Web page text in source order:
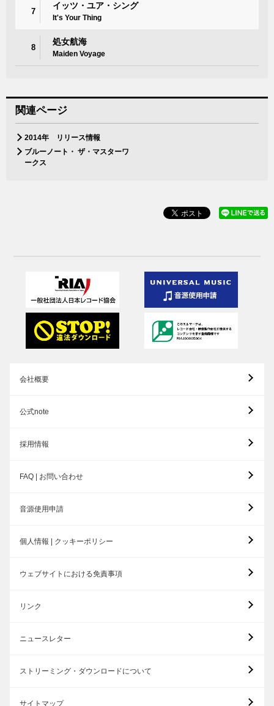
7
イッツ・ユア・シング
It's Your Thing
8
処女航海
Maiden Voyage
関連ページ
2014年 リリース情報
ブルーノート・ ザ・マスターワ
ークス
会社概要
公式note
採用情報
FAQ | お問い合わせ
音源使用申請
個人情報 | クッキーポリシー
ウェブサイトにおける免責事項
リンク
ニュースレター
ストリーミング・ダウンロードについて
サイトマップ